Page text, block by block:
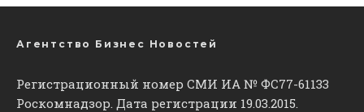
Агентство Бизнес Новостей
Регистрационный номер СМИ ИА № ФС77-61133
Роскомнадзор. Дата регистрации 19.03.2015.